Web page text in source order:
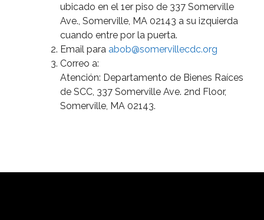
ubicado en el 1er piso de 337 Somerville
Ave., Somerville, MA 02143 a su izquierda
cuando entre por la puerta.
Email para abob@somervillecdc.org
Correo a:
Atención: Departamento de Bienes Raíces
de SCC, 337 Somerville Ave. 2nd Floor,
Somerville, MA 02143.